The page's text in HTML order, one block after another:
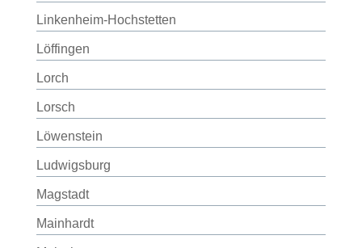
Linkenheim-Hochstetten
Löffingen
Lorch
Lorsch
Löwenstein
Ludwigsburg
Magstadt
Mainhardt